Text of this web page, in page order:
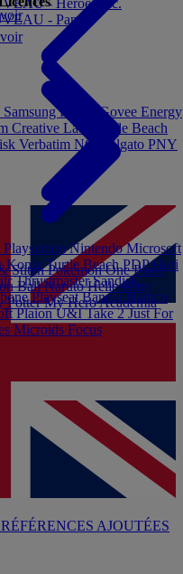
AJOUTÉES
- Heroes Inc.
- Panini
PlaystationNintendoMicrosoft
KonixTurtle BeachPDPHori
ThrustmasterSandisk
PlayseatBandai Namco
PlaionU&ITake 2Just For
Microids Focus
StitchPokémonOne Piece
BallNarutoHello Kitty
PotterMy Hero Academia
SamsungKonix Govee Energy
Creative Labs
Turtle Beach
Verbatim NGS Elgato PNY